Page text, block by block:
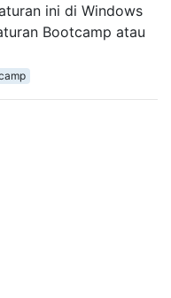
ini di Windows
Bootcamp atau